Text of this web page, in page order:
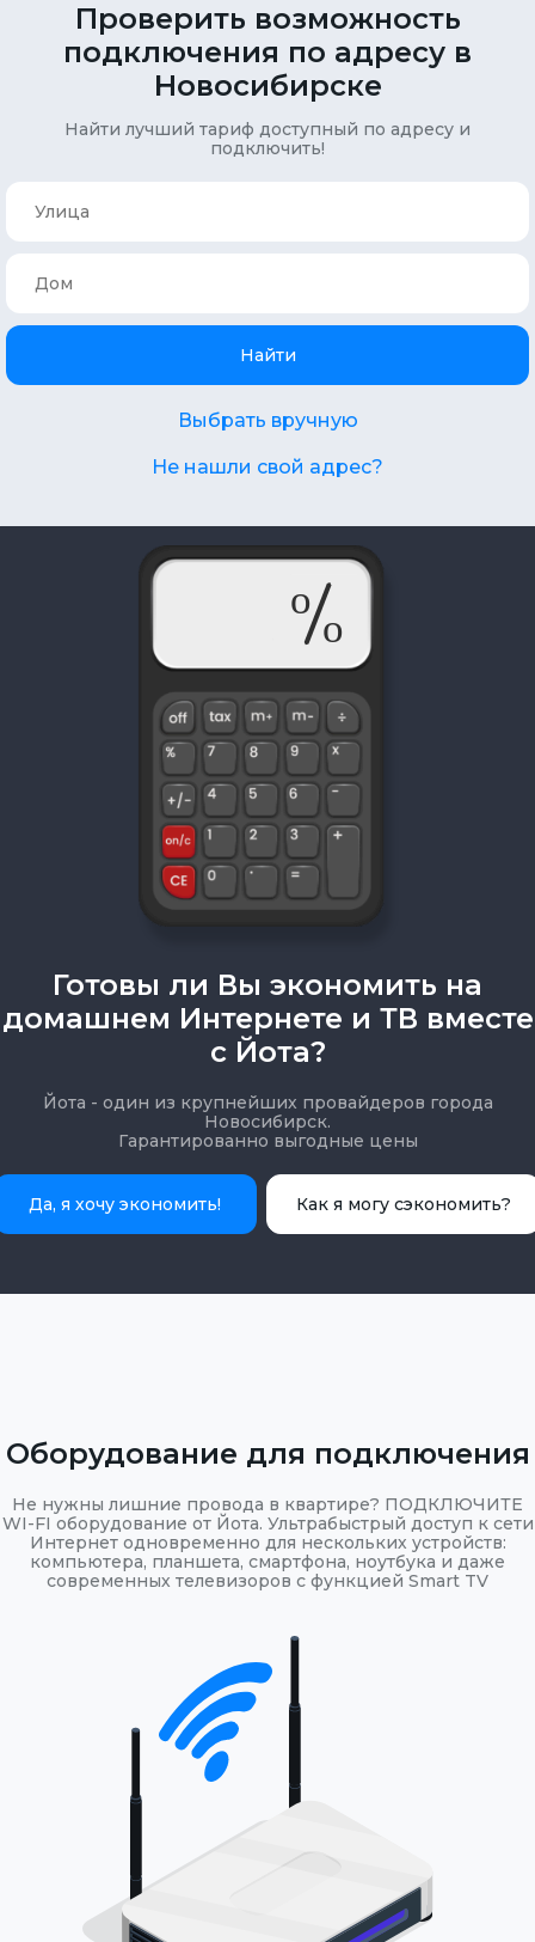
Проверить возможность
подключения по адресу в
Новосибирске
Найти лучший тариф доступный по адресу и
подключить!
Найти
Выбрать вручную
Не нашли свой адрес?
Готовы ли Вы экономить на
домашнем Интернете и ТВ вместе
с Йота?
Йота - один из крупнейших провайдеров города
Новосибирск.
Гарантированно выгодные цены
Да, я хочу экономить! Как я могу сэкономить?
Оборудование для подключения
Не нужны лишние провода в квартире? ПОДКЛЮЧИТЕ
WI-FI оборудование от Йота. Ультрабыстрый доступ к сети
Интернет одновременно для нескольких устройств:
компьютера, планшета, смартфона, ноутбука и даже
современных телевизоров с функцией Smart TV